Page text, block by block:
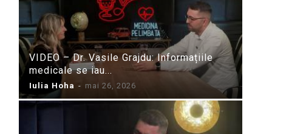
VIDEO – Dr. Vasile Grajdu: Informațiile
medicale se iau...
Iulia Hoha - mai 26, 2026